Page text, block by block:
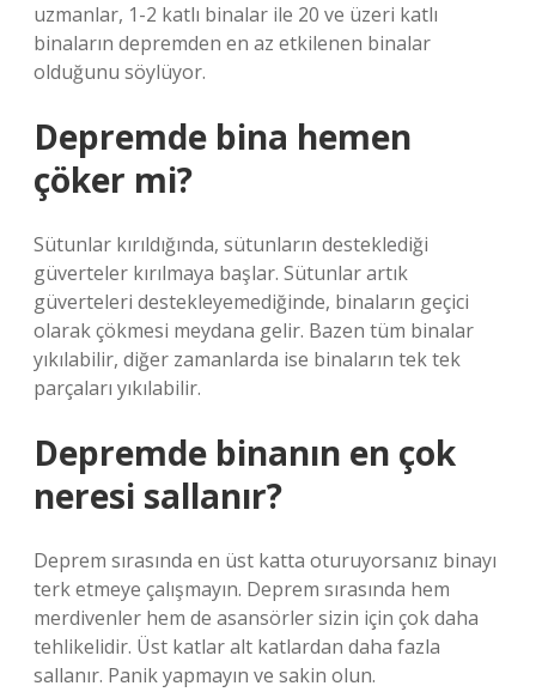
uzmanlar, 1-2 katlı binalar ile 20 ve üzeri katlı
binaların depremden en az etkilenen binalar
olduğunu söylüyor.
Depremde bina hemen
çöker mi?
Sütunlar kırıldığında, sütunların desteklediği
güverteler kırılmaya başlar. Sütunlar artık
güverteleri destekleyemediğinde, binaların geçici
olarak çökmesi meydana gelir. Bazen tüm binalar
yıkılabilir, diğer zamanlarda ise binaların tek tek
parçaları yıkılabilir.
Depremde binanın en çok
neresi sallanır?
Deprem sırasında en üst katta oturuyorsanız binayı
terk etmeye çalışmayın. Deprem sırasında hem
merdivenler hem de asansörler sizin için çok daha
tehlikelidir. Üst katlar alt katlardan daha fazla
sallanır. Panik yapmayın ve sakin olun.